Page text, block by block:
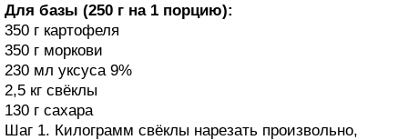
Для базы (250 г на 1 порцию):
350 г картофеля
350 г моркови
230 мл уксуса 9%
2,5 кг свёклы
130 г сахара
Шаг 1. Килограмм свёклы нарезать произвольно,